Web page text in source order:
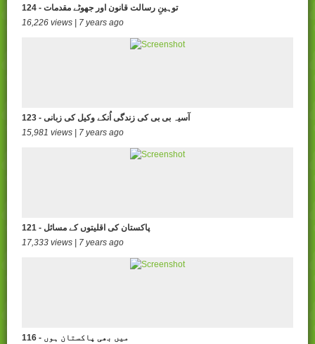
124 - توہینِ رسالت قانون اور جھوٹے مقدمات
16,226 views | 7 years ago
123 - آسیہ بی بی کی زندگی اُنکے وکیل کی زبانی
15,981 views | 7 years ago
121 - پاکستان کی اقلیتوں کے مسائل
17,333 views | 7 years ago
116 - میں بھی پاکستان ہوں